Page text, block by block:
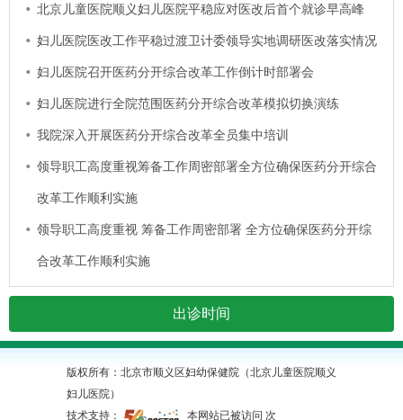
北京儿童医院顺义妇儿医院平稳应对医改后首个就诊早高峰
妇儿医院医改工作平稳过渡卫计委领导实地调研医改落实情况
妇儿医院召开医药分开综合改革工作倒计时部署会
妇儿医院进行全院范围医药分开综合改革模拟切换演练
我院深入开展医药分开综合改革全员集中培训
领导职工高度重视筹备工作周密部署全方位确保医药分开综合
改革工作顺利实施
领导职工高度重视 筹备工作周密部署 全方位确保医药分开综
合改革工作顺利实施
出诊时间
版权所有：北京市顺义区妇幼保健院（北京儿童医院顺义
妇儿医院）
技术支持：
本网站已被访问 次